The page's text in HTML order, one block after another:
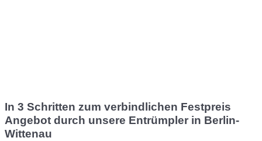
In 3 Schritten zum verbindlichen Festpreis
Angebot durch unsere Entrümpler in Berlin-
Wittenau